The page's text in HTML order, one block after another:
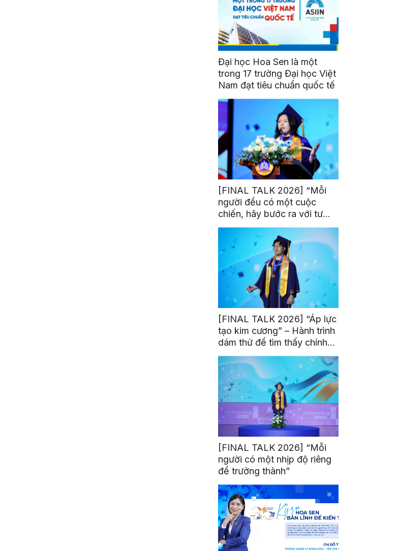
Đại học Hoa Sen là một
trong 17 trường Đại học Việt
Nam đạt tiêu chuẩn quốc tế
[FINAL TALK 2026] “Mỗi
người đều có một cuộc
chiến, hãy bước ra với tư
thế của người chiến thắng”
[FINAL TALK 2026] “Áp lực
tạo kim cương” – Hành trình
dám thử để tìm thấy chính
mình
[FINAL TALK 2026] “Mỗi
người có một nhịp độ riêng
để trưởng thành”